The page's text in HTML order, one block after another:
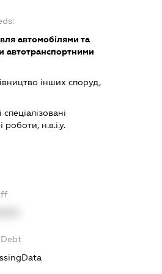
автомобілями та
автотранспортними
інших споруд,
спеціалізовані
роботи, н.в.і.у.